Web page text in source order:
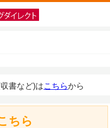
書など)はこちらから
ちら